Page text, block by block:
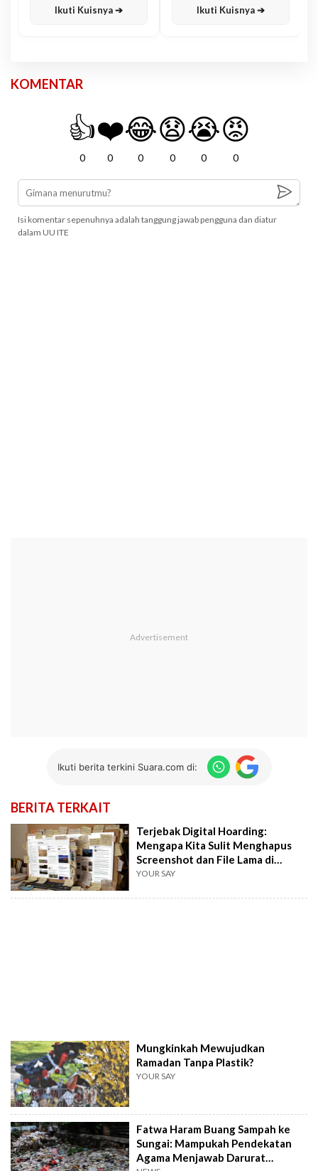
Ikuti Kuisnya ➔ Ikuti Kuisnya ➔
KOMENTAR
👍
0
❤️
0
😂
0
😧
0
😭
0
😡
0
Isi komentar sepenuhnya adalah tanggung jawab pengguna dan diatur
dalam UU ITE
Ikuti berita terkini Suara.com di:
BERITA TERKAIT
Terjebak Digital Hoarding:
Mengapa Kita Sulit Menghapus
Screenshot dan File Lama di
Ponsel?
YOUR SAY
Mungkinkah Mewujudkan
Ramadan Tanpa Plastik?
YOUR SAY
Fatwa Haram Buang Sampah ke
Sungai: Mampukah Pendekatan
Agama Menjawab Darurat